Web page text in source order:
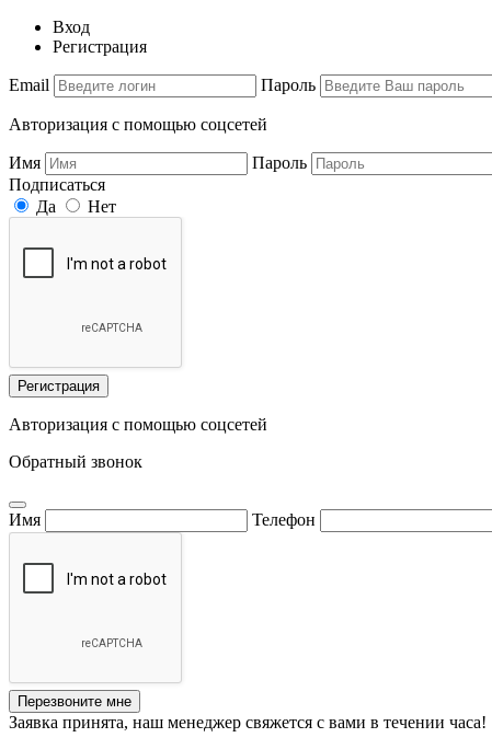
Вход
Регистрация
Email Пароль
Авторизация с помощью соцсетей
Имя Пароль
Подписаться
Да
Нет
Регистрация
Авторизация с помощью соцсетей
Обратный звонок
Имя Телефон
Перезвоните мне
Заявка принята, наш менеджер свяжется с вами в течении часа!